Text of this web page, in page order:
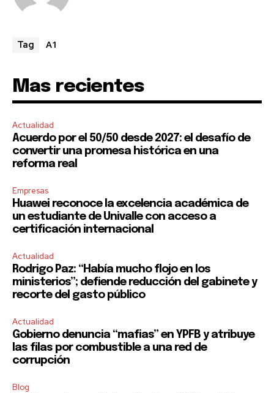
I've read and accept the
Tag A1
Mas recientes
Actualidad
Acuerdo por el 50/50 desde 2027: el desafío de
convertir una promesa histórica en una
reforma real
Empresas
Huawei reconoce la excelencia académica de
un estudiante de Univalle con acceso a
certificación internacional
Actualidad
Rodrigo Paz: “Había mucho flojo en los
ministerios”; defiende reducción del gabinete y
recorte del gasto público
Actualidad
Gobierno denuncia “mafias” en YPFB y atribuye
las filas por combustible a una red de
corrupción
Blog